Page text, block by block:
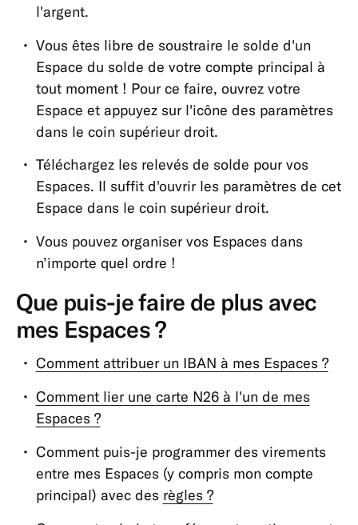
Épargne
Investir
Espaces
l'argent.
Vous êtes libre de soustraire le solde d'un
Espace du solde de votre compte principal à
tout moment ! Pour ce faire, ouvrez votre
Espace et appuyez sur l'icône des paramètres
dans le coin supérieur droit.
Téléchargez les relevés de solde pour vos
Espaces. Il suffit d'ouvrir les paramètres de cet
Espace dans le coin supérieur droit.
Vous pouvez organiser vos Espaces dans
n’importe quel ordre !
Que puis-je faire de plus avec
mes Espaces ?
Comment attribuer un IBAN à mes Espaces ?
Comment lier une carte N26 à l'un de mes
Espaces ?
Comment puis-je programmer des virements
entre mes Espaces (y compris mon compte
principal) avec des règles ?